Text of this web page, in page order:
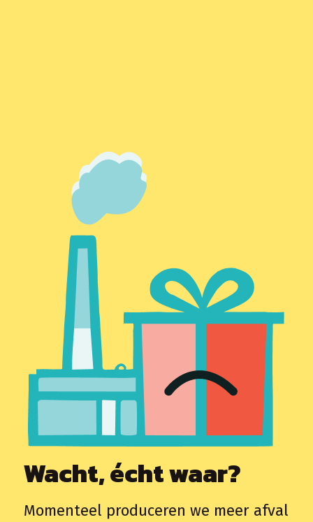
Wacht, écht waar?
Momenteel produceren we meer afval